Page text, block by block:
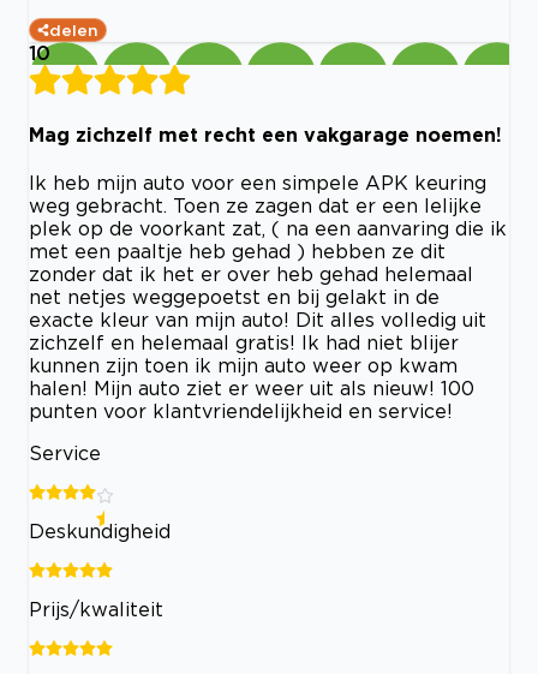
delen
10
Mag zichzelf met recht een vakgarage noemen!
Ik heb mijn auto voor een simpele APK keuring
weg gebracht. Toen ze zagen dat er een lelijke
plek op de voorkant zat, ( na een aanvaring die ik
met een paaltje heb gehad ) hebben ze dit
zonder dat ik het er over heb gehad helemaal
net netjes weggepoetst en bij gelakt in de
exacte kleur van mijn auto! Dit alles volledig uit
zichzelf en helemaal gratis! Ik had niet blijer
kunnen zijn toen ik mijn auto weer op kwam
halen! Mijn auto ziet er weer uit als nieuw! 100
punten voor klantvriendelijkheid en service!
Service
Deskundigheid
Prijs/kwaliteit